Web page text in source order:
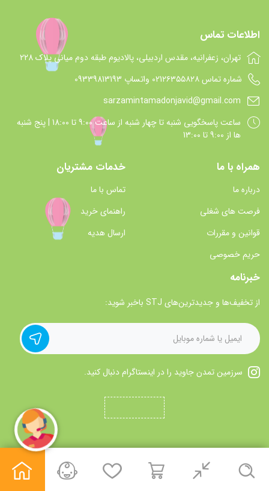
اطلاعات تماس
تهران، زعفرانیه، مقدس اردبیلی، پالادیوم طبقه دوم میانی پلاک 228
شماره تماس 021۲۶۳۵۵۸۲۸ واتساپ 09339813193
sarzamintamadonjavid@gmail.com
ساعت پاسخگويي شنبه تا چهار شنبه از ساعت 9:00 تا 18:00 | پنج شنبه
ها از 9:00 تا 13:00
همراه با ما
درباره ما
فرصت های شغلی
قوانین و مقررات
حریم خصوصی
خدمات مشتریان
تماس با ما
راهنمای خرید
ارسال هدیه
خبرنامه
از تخفیف‌ها و جدیدترین‌های STJ باخبر شوید:
سرزمین تمدن جاوید را در اینستاگرام دنبال کنید.